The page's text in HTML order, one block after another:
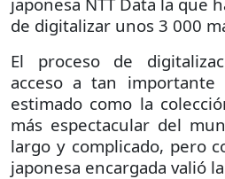
de digitalizar unos 3 000
El proceso de
acceso a tan importante
estimado como la
más espectacular del
largo y complicado, pero
japonesa encargada valió